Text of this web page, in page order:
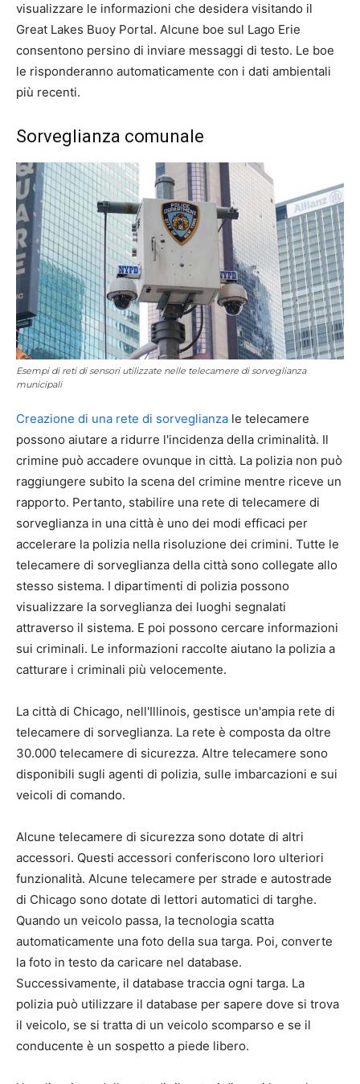
visualizzare le informazioni che desidera visitando il
Great Lakes Buoy Portal. Alcune boe sul Lago Erie
consentono persino di inviare messaggi di testo. Le boe
le risponderanno automaticamente con i dati ambientali
più recenti.
Sorveglianza comunale
Esempi di reti di sensori utilizzate nelle telecamere di sorveglianza
municipali
Creazione di una rete di sorveglianza le telecamere
possono aiutare a ridurre l'incidenza della criminalità. Il
crimine può accadere ovunque in città. La polizia non può
raggiungere subito la scena del crimine mentre riceve un
rapporto. Pertanto, stabilire una rete di telecamere di
sorveglianza in una città è uno dei modi efficaci per
accelerare la polizia nella risoluzione dei crimini. Tutte le
telecamere di sorveglianza della città sono collegate allo
stesso sistema. I dipartimenti di polizia possono
visualizzare la sorveglianza dei luoghi segnalati
attraverso il sistema. E poi possono cercare informazioni
sui criminali. Le informazioni raccolte aiutano la polizia a
catturare i criminali più velocemente.
La città di Chicago, nell'Illinois, gestisce un'ampia rete di
telecamere di sorveglianza. La rete è composta da oltre
30.000 telecamere di sicurezza. Altre telecamere sono
disponibili sugli agenti di polizia, sulle imbarcazioni e sui
veicoli di comando.
Alcune telecamere di sicurezza sono dotate di altri
accessori. Questi accessori conferiscono loro ulteriori
funzionalità. Alcune telecamere per strade e autostrade
di Chicago sono dotate di lettori automatici di targhe.
Quando un veicolo passa, la tecnologia scatta
automaticamente una foto della sua targa. Poi, converte
la foto in testo da caricare nel database.
Successivamente, il database traccia ogni targa. La
polizia può utilizzare il database per sapere dove si trova
il veicolo, se si tratta di un veicolo scomparso e se il
conducente è un sospetto a piede libero.